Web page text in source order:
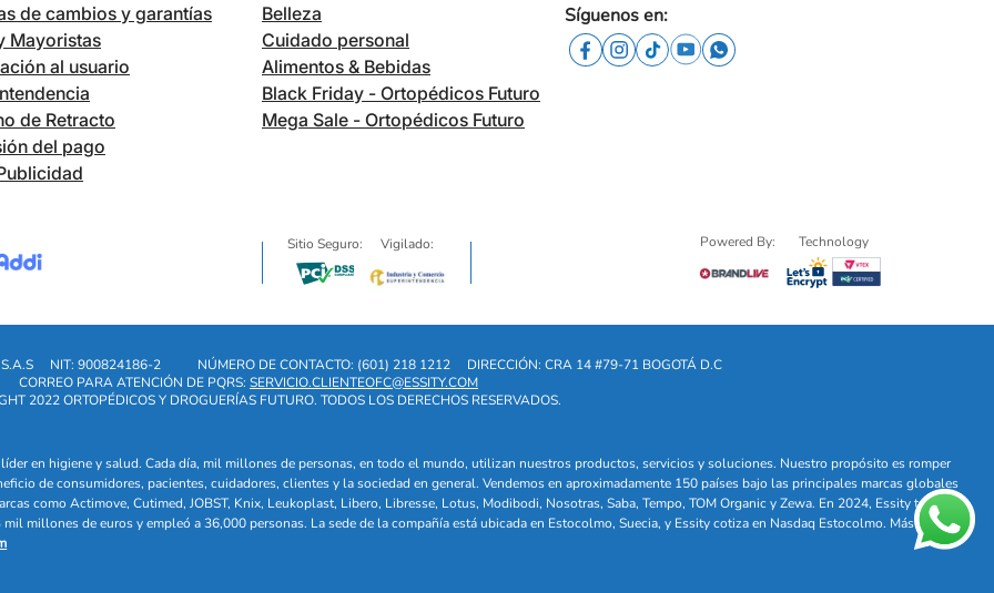
de cambios y garantías
Mayoristas
al usuario
de Retracto
del pago
Belleza
Cuidado personal
Alimentos & Bebidas
Black Friday - Ortopédicos Futuro
Mega Sale - Ortopédicos Futuro
Síguenos en:
Sitio Seguro: Vigilado: Powered By: Technology
NIT: 900824186-2 NÚMERO DE CONTACTO: (601) 218 1212
DIRECCIÓN: CRA 14 #79-71 BOGOTÁ D.C
CORREO PARA ATENCIÓN DE PQRS: SERVICIO.CLIENTEOFC@ESSITY.COM
2022 ORTOPÉDICOS Y DROGUERÍAS FUTURO. TODOS LOS DERECHOS RESERVADOS.
en higiene y salud. Cada día, mil millones de personas, en todo el mundo, utilizan nuestros productos, servicios y soluciones. Nuestro propósito es romper
de consumidores, pacientes, cuidadores, clientes y la sociedad en general. Vendemos en aproximadamente 150 países bajo las principales marcas globales
como Actimove, Cutimed, JOBST, Knix, Leukoplast, Libero, Libresse, Lotus, Modibodi, Nosotras, Saba, Tempo, TOM Organic y Zewa. En 2024, Essity tuvo
millones de euros y empleó a 36,000 personas. La sede de la compañía está ubicada en Estocolmo, Suecia, y Essity cotiza en Nasdaq Estocolmo. Más